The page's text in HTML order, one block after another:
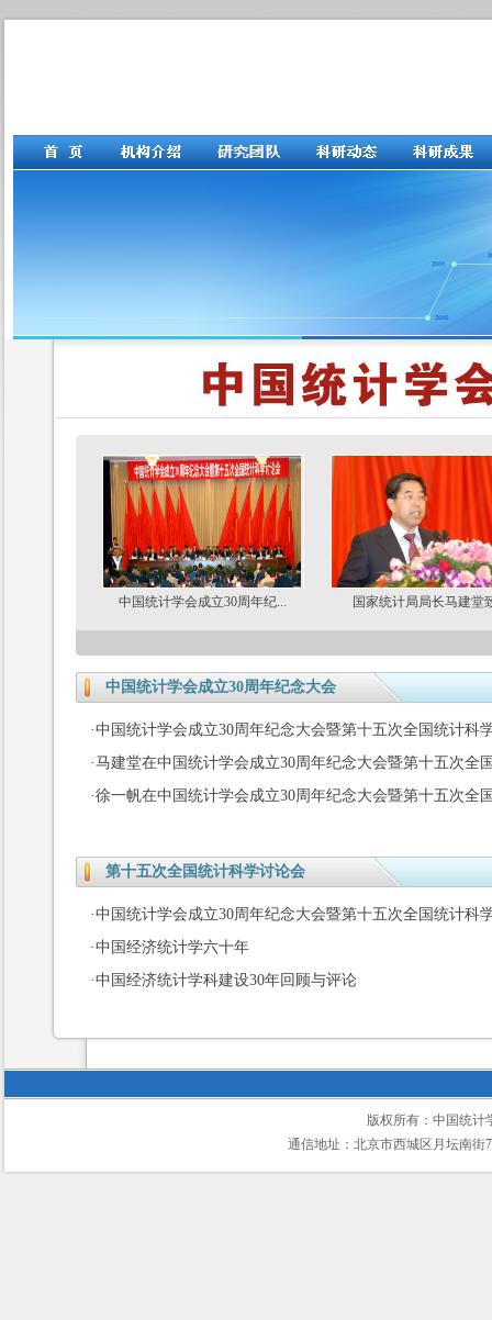
中国统计学会成立30周年纪... 国家统计局局长马建堂
中国统计学会成立30周年纪念大会
·中国统计学会成立30周年纪念大会暨第十五次全国统计科
·马建堂在中国统计学会成立30周年纪念大会暨第十五次全
·徐一帆在中国统计学会成立30周年纪念大会暨第十五次全
第十五次全国统计科学讨论会
·中国统计学会成立30周年纪念大会暨第十五次全国统计科
·中国经济统计学六十年
·中国经济统计学科建设30年回顾与评论
版权所有：中国统计
通信地址：北京市西城区月坛南